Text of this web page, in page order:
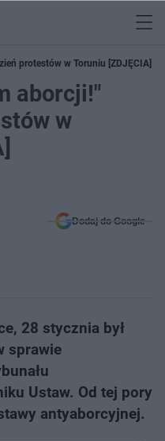
protestów w Toruniu [ZDJĘCIA]
aborcji!"
w
Dodaj do Google
28 stycznia był
sprawie
Ustaw. Od tej pory
antyaborcyjnej.